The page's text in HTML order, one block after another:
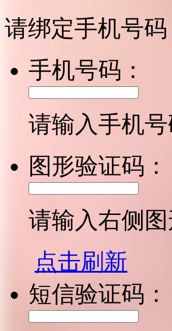
请绑定手机号
手机号码：
请输入手机
图形验证码：
请输入右侧
点击刷新
短信验证码：